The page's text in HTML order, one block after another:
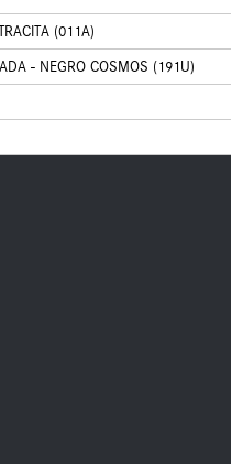
(011A)
- NEGRO COSMOS (191U)